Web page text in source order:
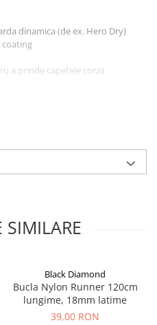
dinamica (de ex. Hero Dry)
coating
a prinde capetele corzii
de utilizare a corzii
sa mai filezi coarda
SIMILARE
Black Diamond
Bucla Nylon Runner 120cm
lungime, 18mm latime
39,00 RON